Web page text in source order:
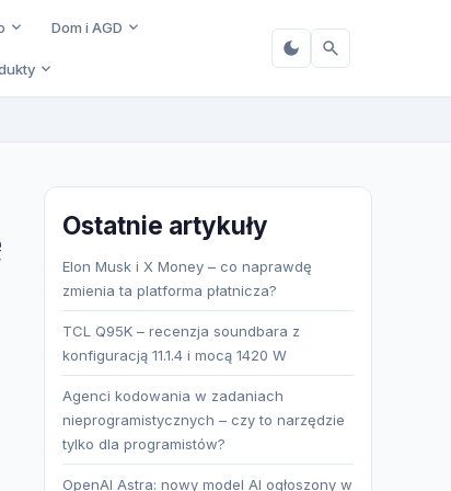
Dom i AGD
Ostatnie artykuły
Elon Musk i X Money – co naprawdę
zmienia ta platforma płatnicza?
TCL Q95K – recenzja soundbara z
konfiguracją 11.1.4 i mocą 1420 W
Agenci kodowania w zadaniach
nieprogramistycznych – czy to narzędzie
tylko dla programistów?
OpenAI Astra: nowy model AI ogłoszony w